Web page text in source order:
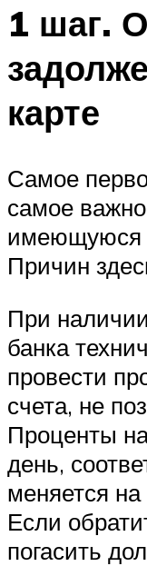
1 шаг.
карте
Самое
самое
имеющуюся
Причин
При
банка
провести
счета, не
Проценты
день,
меняется
Если
погасить